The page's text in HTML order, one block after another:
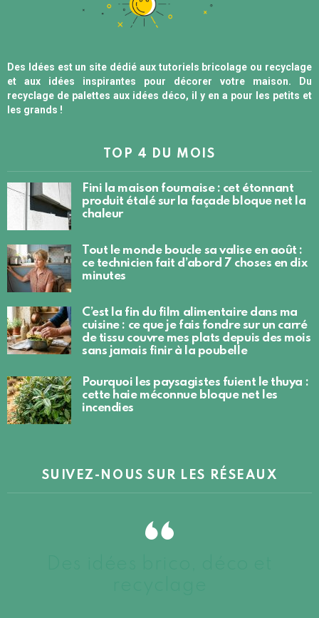
Des Idées est un site dédié aux tutoriels bricolage ou recyclage
et aux idées inspirantes pour décorer votre maison. Du
recyclage de palettes aux idées déco, il y en a pour les petits et
les grands !
TOP 4 DU MOIS
Fini la maison fournaise : cet étonnant
produit étalé sur la façade bloque net la
chaleur
Tout le monde boucle sa valise en août :
ce technicien fait d’abord 7 choses en dix
minutes
C’est la fin du film alimentaire dans ma
cuisine : ce que je fais fondre sur un carré
de tissu couvre mes plats depuis des mois
sans jamais finir à la poubelle
Pourquoi les paysagistes fuient le thuya :
cette haie méconnue bloque net les
incendies
SUIVEZ-NOUS SUR LES RÉSEAUX